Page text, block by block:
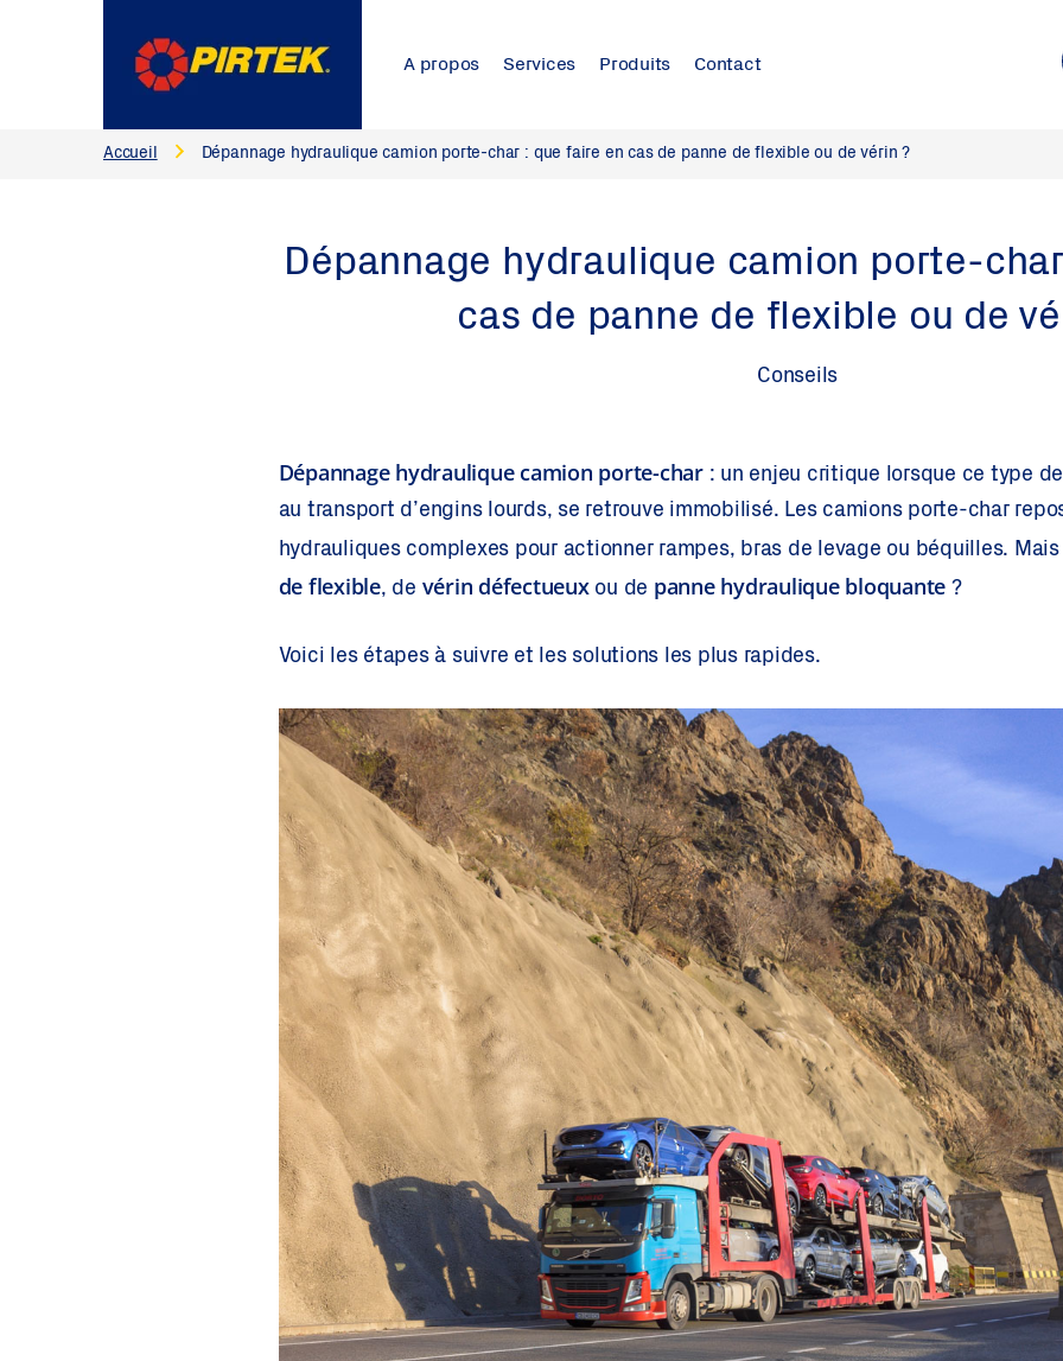
A propos Services Produits Contact
Accueil Dépannage hydraulique camion porte-char : que faire en cas de panne de flexible ou de vérin ?
Dépannage hydraulique camion porte-
cas de panne de flexible ou de
Conseils
Dépannage hydraulique camion porte-char: un enjeu critique lorsque ce type
au transport d’engins lourds, se retrouve immobilisé. Les camions porte-char
hydrauliques complexes pour actionner rampes, bras de levage ou béquilles.
de flexible, de vérin défectueuxou de panne hydraulique bloquante ?
Voici les étapes à suivre et les solutions les plus rapides.